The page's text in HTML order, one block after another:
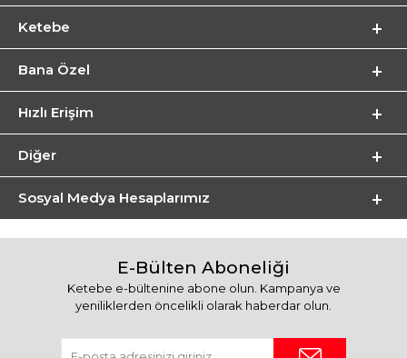
Ketebe
Bana Özel
Hızlı Erişim
Diğer
Sosyal Medya Hesaplarımız
E-Bülten Aboneliği
Ketebe e-bültenine abone olun. Kampanya ve
yeniliklerden öncelikli olarak haberdar olun.